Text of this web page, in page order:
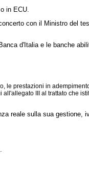
in ECU.
con il Ministro del
d'Italia e le banche
le prestazioni in
III al trattato che
reale sulla sua gestione,